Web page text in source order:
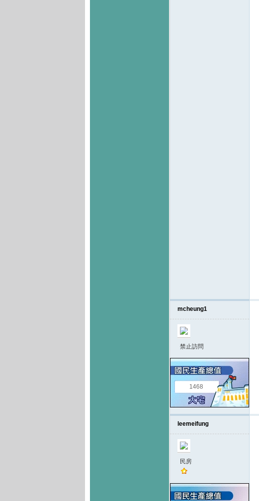
mcheung1
禁止訪問
1468
leemeifung
民房